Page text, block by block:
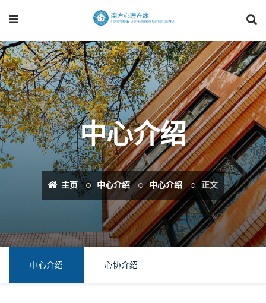
中心介绍
主页 中心介绍 中心介绍 正文
中心介绍 心协介绍